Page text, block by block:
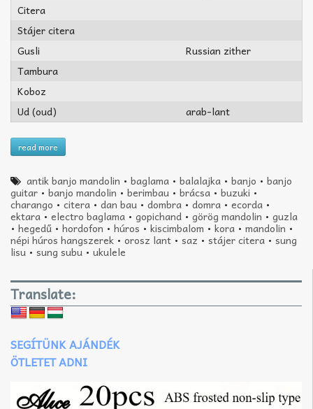
Citera
Stájer citera
Gusli
Russian zither
Tambura
Koboz
Ud (oud)
arab-lant
read more
antik banjo mandolin •baglama •balalajka •banjo •banjo
guitar • banjo mandolin • berimbau • brácsa • buzuki •
charango • citera • dan bau • dombra • domra • ecorda •
ektara • electro baglama • gopichand • görög mandolin • guzla
• hegedű • hordofon • húros • kiscimbalom • kora • mandolin •
népi húros hangszerek • orosz lant • saz • stájer citera • sung
lisu • sung subu • ukulele
Translate:
SEGÍTÜNK AJÁNDÉK
ÖTLETET ADNI